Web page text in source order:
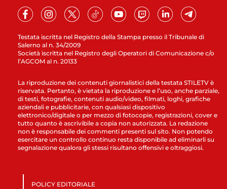
Testata iscritta nel Registro della Stampa presso il Tribunale di
Salerno al n. 34/2009
Società iscritta nel Registro degli Operatori di Comunicazione c/o
l’AGCOM al n. 20133
La riproduzione dei contenuti giornalistici della testata STILETV è
riservata. Pertanto, è vietata la riproduzione e l’uso, anche parziale,
di testi, fotografie, contenuti audio/video, filmati, loghi, grafiche
aziendali e pubblicitarie, con qualsiasi dispositivo
elettronico/digitale o per mezzo di fotocopie, registrazioni, cover e
tutto quanto è ascrivibile a copia non autorizzata. La redazione
non è responsabile dei commenti presenti sul sito. Non potendo
esercitare un controllo continuo resta disponibile ad eliminarli su
segnalazione qualora gli stessi risultano offensivi e oltraggiosi.
POLICY EDITORIALE